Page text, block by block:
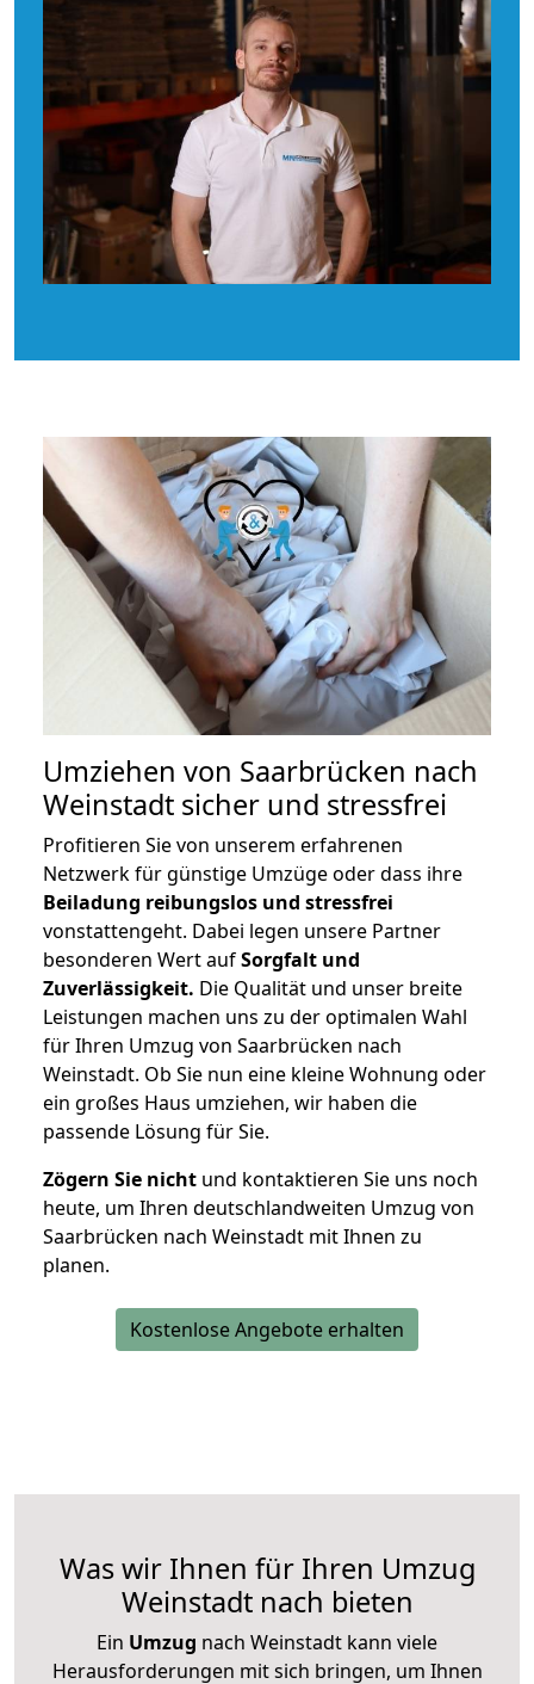
Umziehen von Saarbrücken nach
Weinstadt sicher und stressfrei
Profitieren Sie von unserem erfahrenen
Netzwerk für günstige Umzüge oder dass ihre
Beiladung reibungslos und stressfrei
vonstattengeht. Dabei legen unsere Partner
besonderen Wert aufSorgfalt und
Zuverlässigkeit. Die Qualität und unser breite
Leistungen machen uns zu der optimalen Wahl
für Ihren Umzug von Saarbrücken nach
Weinstadt. Ob Sie nun eine kleine Wohnung oder
ein großes Haus umziehen, wir haben die
passende Lösung für Sie.
Zögern Sie nicht und kontaktieren Sie uns noch
heute, um Ihren deutschlandweiten Umzug von
Saarbrücken nach Weinstadt mit Ihnen zu
planen.
Kostenlose Angebote erhalten
Was wir Ihnen für Ihren Umzug
Weinstadt nach bieten
Ein Umzug nach Weinstadt kann viele
Herausforderungen mit sich bringen, um Ihnen